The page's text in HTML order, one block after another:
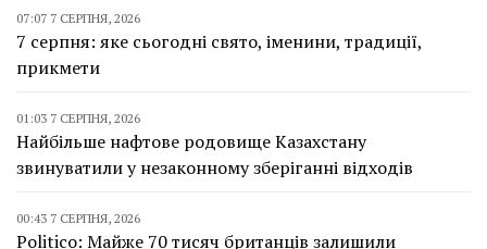
07:07 7 СЕРПНЯ, 2026
7 серпня: яке сьогодні свято, іменини, традиції,
прикмети
01:03 7 СЕРПНЯ, 2026
Найбільше нафтове родовище Казахстану
звинуватили у незаконному зберіганні відходів
00:43 7 СЕРПНЯ, 2026
Politico: Майже 70 тисяч британців залишили